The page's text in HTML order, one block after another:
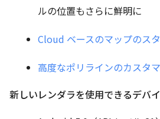
ルの位置もさらに鮮明に
Cloud ベースのマップのス
高度なポリラインのカスタ
新しいレンダラを使用できるデバ